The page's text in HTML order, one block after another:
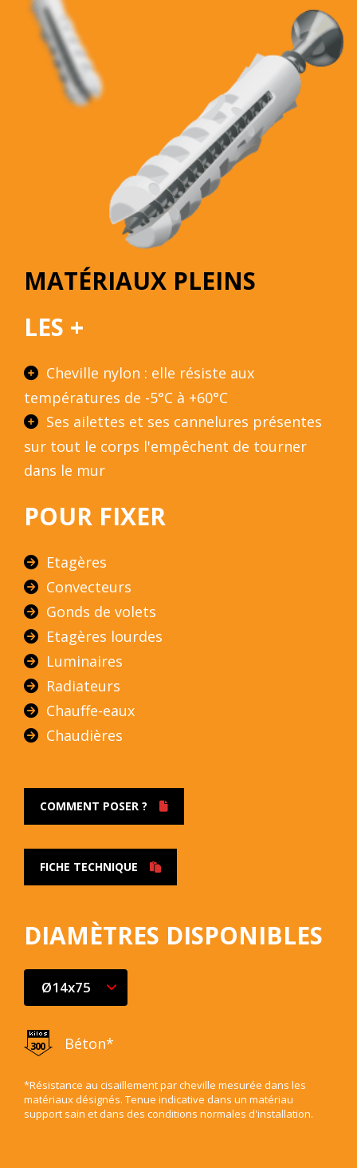
MATÉRIAUX PLEINS
LES +
Cheville nylon : elle résiste aux
températures de -5°C à +60°C
Ses ailettes et ses cannelures présentes
sur tout le corps l'empêchent de tourner
dans le mur
POUR FIXER
Etagères
Convecteurs
Gonds de volets
Etagères lourdes
Luminaires
Radiateurs
Chauffe-eaux
Chaudières
COMMENT POSER ?
FICHE TECHNIQUE
DIAMÈTRES DISPONIBLES
300 Béton*
*Résistance au cisaillement par cheville mesurée dans les
matériaux désignés. Tenue indicative dans un matériau
support sain et dans des conditions normales d'installation.